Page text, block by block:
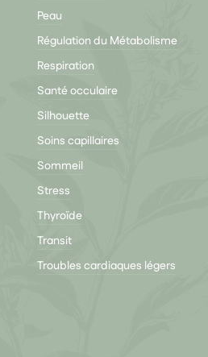
Peau
Régulation du Métabolisme
Respiration
Santé occulaire
Silhouette
Soins capillaires
Sommeil
Stress
Thyroïde
Transit
Troubles cardiaques légers